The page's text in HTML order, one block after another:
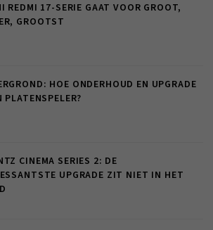
REDMI 17-SERIE GAAT VOOR GROOT,
GROOTST
HOE ONDERHOUD EN UPGRADE
PLATENSPELER?
CINEMA SERIES 2: DE
UPGRADE ZIT NIET IN HET